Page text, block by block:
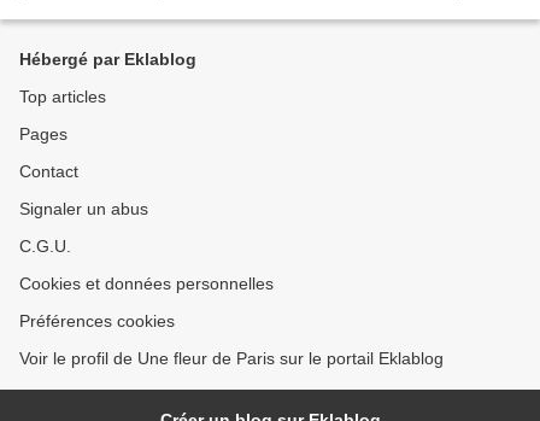
Hébergé par Eklablog
Top articles
Pages
Contact
Signaler un abus
C.G.U.
Cookies et données personnelles
Préférences cookies
Voir le profil de Une fleur de Paris sur le portail Eklablog